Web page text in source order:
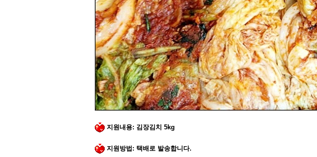
지원내용: 김장김치 5kg
지원방법 : 택배로 발송합니다.